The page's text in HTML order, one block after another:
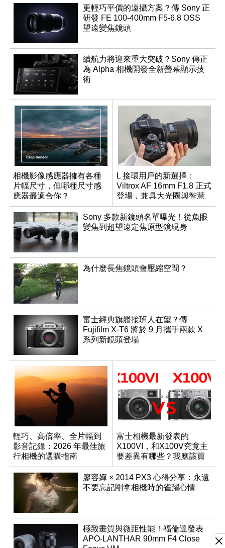
更輕巧平價的遠攝方案？傳 Sony 正
研發 FE 100-400mm F5-6.8 OSS
望遠變焦鏡頭
續航力將迎來重大突破？Sony 傳正
為 Alpha 相機開發全新螢幕顯示技
術
相機影像感應器擁有各種
片幅尺寸，但哪種尺寸感
應器最適合你？
L 接環用戶的新選擇：
Viltrox AF 16mm F1.8 正式
登場，兼具大光圈與智慧
數位介面
Sony 多款新鏡頭名單曝光！從魚眼
變焦到超望遠定焦原型鏡現身
為什麼長焦鏡頭會壓縮空間？
富士經典旗艦接班人在望？傳
Fujifilm X-T6 將於 9 月攜手兩款 X
系列新鏡頭登場
輕巧、高倍率、全片幅到
影音記錄：2026 年最佳旅
行相機的選購指南
富士相機最新發表的
X100VI，和X100V究竟主
要差異有哪些？我應該買
哪一台？
廖容嬋 × 2014 PX3 心得分享：永遠
不要忘記剛拿相機時的雀躍心情
極致畫質與微距性能！福倫達發表
APO-LANTHAR 90mm F4 Close